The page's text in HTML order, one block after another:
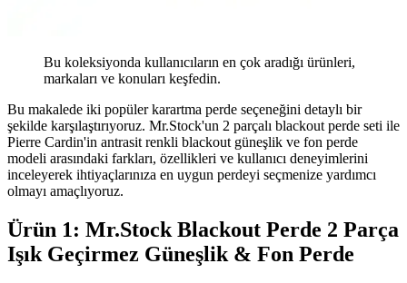
Bu koleksiyonda kullanıcıların en çok aradığı ürünleri,
markaları ve konuları keşfedin.
Bu makalede iki popüler karartma perde seçeneğini detaylı bir
şekilde karşılaştırıyoruz. Mr.Stock'un 2 parçalı blackout perde seti ile
Pierre Cardin'in antrasit renkli blackout güneşlik ve fon perde
modeli arasındaki farkları, özellikleri ve kullanıcı deneyimlerini
inceleyerek ihtiyaçlarınıza en uygun perdeyi seçmenize yardımcı
olmayı amaçlıyoruz.
Ürün 1: Mr.Stock Blackout Perde 2 Parça
Işık Geçirmez Güneşlik & Fon Perde